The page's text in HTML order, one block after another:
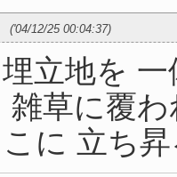
('04/12/25 00:04:37)
立地を
雑草に覆
に 立ち